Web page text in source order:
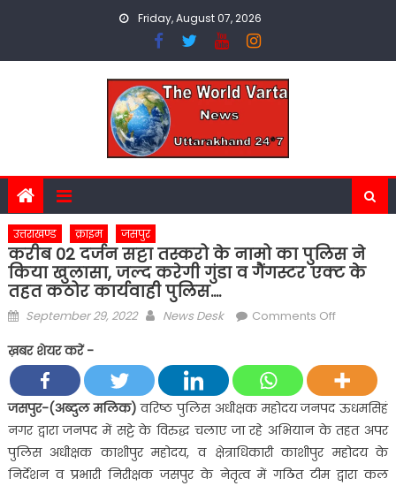
Friday, August 07, 2026
उत्तराखण्ड क्राइम जसपुर
करीब 02 दर्जन सट्टा तस्करो के नामो का पुलिस ने
किया खुलासा, जल्द करेगी गुंडा व गैंगस्टर एक्ट के
तहत कठोर कार्यवाही पुलिस….
Posted
September 29, 2022 Author
News Desk Comments Offon
दर्जन
सट्टा
तस्करो
के
नामो
का
ख़बर शेयर करें -
जसपुर-(अब्दुल मलिक) वरिष्ठ पुलिस अधीक्षक महोदय जनपद ऊधमसिहं
नगर द्वारा जनपद में सट्टे के विरुद्ध चलाए जा रहे अभियान के तहत अपर
पुलिस अधीक्षक काशीपुर महोदय, व क्षेत्राधिकारी काशीपुर महोदय के
निर्देशन व प्रभारी निरीक्षक जसपुर के नेतृत्व में गठित टीम द्वारा कल